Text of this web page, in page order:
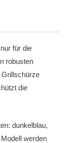
für die
robusten
die
dunkelblau,
werden